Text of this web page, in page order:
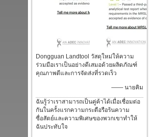
Dongguan Landtool วัสดุใหม่ให้ความ
ร่วมมือเราเป็นอย่างดีเสมอด้วยผลิตภัณฑ์
คุณภาพดีและการจัดส่งที่รวดเร็ว
—— นายคิม
ฉันรู้ว่าเราสามารถเป็นคู่ค้าได้เมื่อเชื่อมต่อ
กันในครั้งแรกความกระตือรือร้นความ
ซื่อสัตย์และความพิเศษของพวกเขาทำให้
ฉันประทับใจ